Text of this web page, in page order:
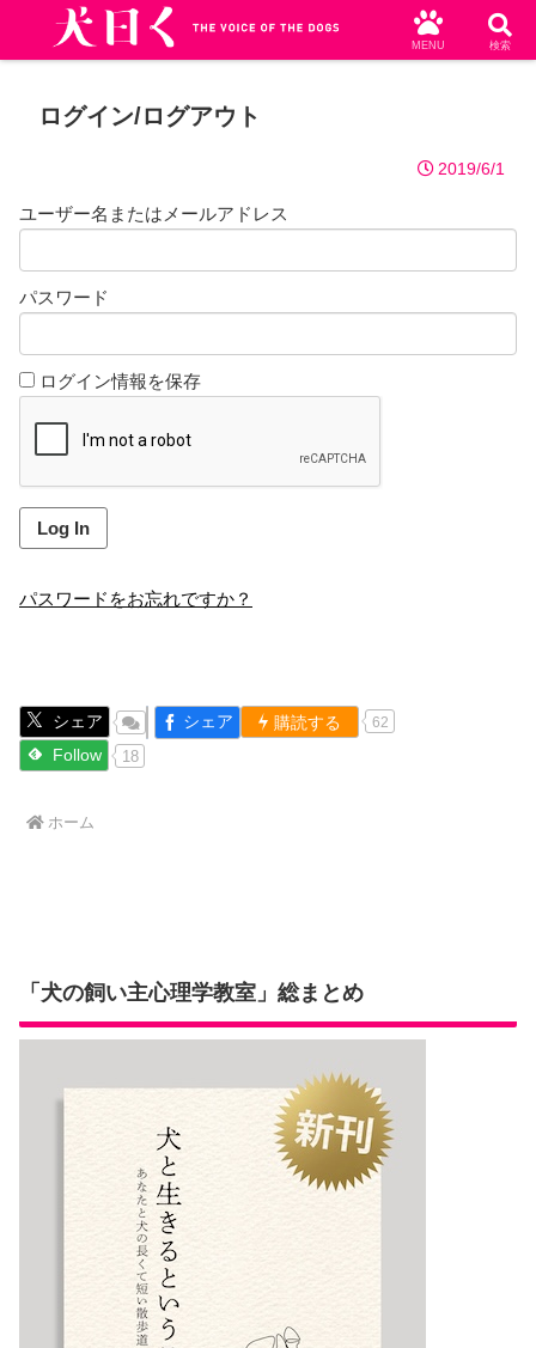
ログイン/ログアウト
2019/6/1
ユーザー名またはメールアドレス
パスワード
ログイン情報を保存
パスワードをお忘れですか？
シェア シェア 購読する 62
Follow 18
ホーム
「犬の飼い主心理学教室」総まとめ
MENU 検索